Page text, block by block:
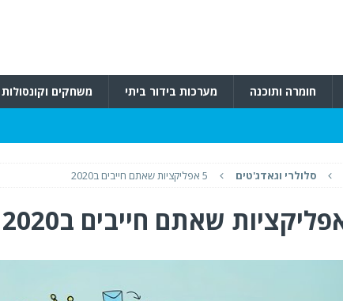
חומרה ותוכנה מערכות בידור ביתי משחקים וקונסולות
סלולרי וגאדג'טים 5 אפליקציות שאתם חייבים ב2020